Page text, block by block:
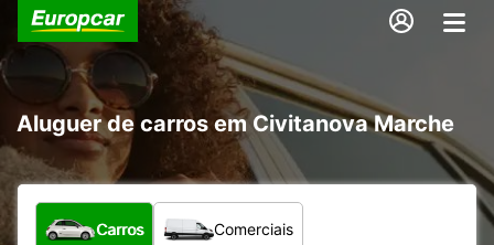
Aluguer de carros em Civitanova Marche
Que tipo de veículo pretende?
Carros Comerciais